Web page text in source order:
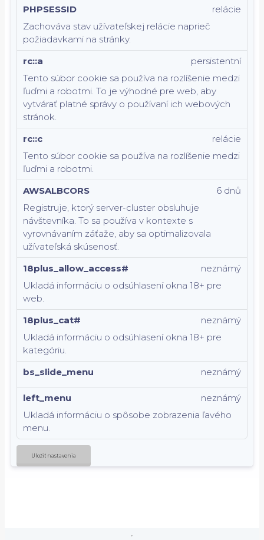
PHPSESSID
Zachováva stav užívateľskej relácie naprieč
požiadavkami na stránky.
relácie
rc::a
Tento súbor cookie sa používa na rozlíšenie medzi
ľuďmi a robotmi. To je výhodné pre web, aby
vytvárať platné správy o používaní ich webových
stránok.
persistentní
rc::c
Tento súbor cookie sa používa na rozlíšenie medzi
ľuďmi a robotmi.
relácie
AWSALBCORS
Registruje, ktorý server-cluster obsluhuje
návštevníka. To sa používa v kontexte s
vyrovnávaním záťaže, aby sa optimalizovala
užívateľská skúsenosť.
6 dnů
18plus_allow_access#
Ukladá informáciu o odsúhlasení okna 18+ pre
web.
neznámý
18plus_cat#
Ukladá informáciu o odsúhlasení okna 18+ pre
kategóriu.
neznámý
bs_slide_menu neznámý
left_menu
Ukladá informáciu o spôsobe zobrazenia ľavého
menu.
neznámý
Uložiť nastavenia